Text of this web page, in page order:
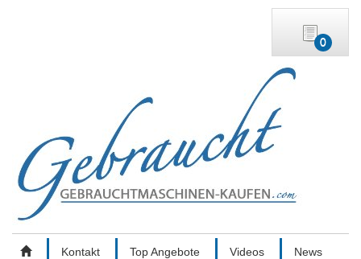
0
Kontakt Top Angebote Videos News